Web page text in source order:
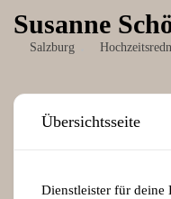
Susanne
Salzburg
Übersichtsseite
Dienstleister für